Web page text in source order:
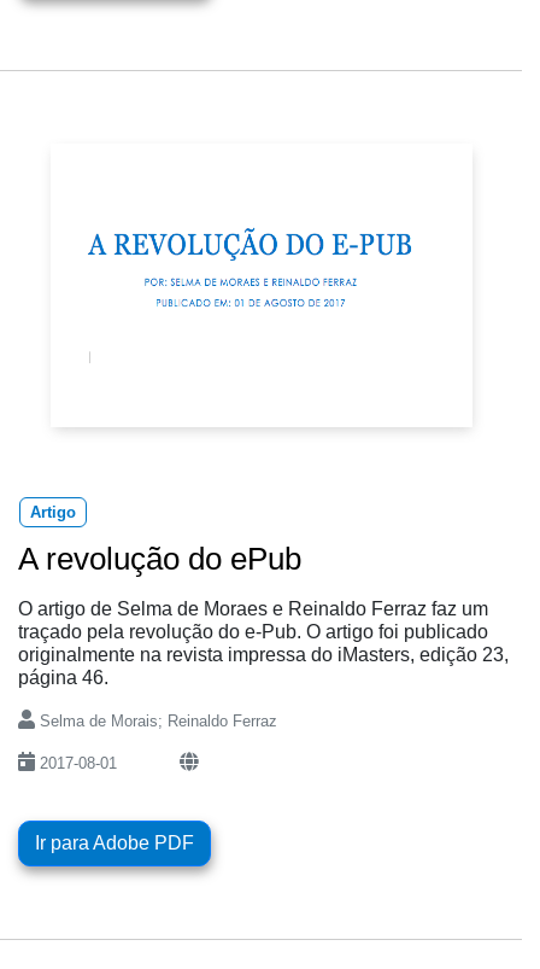
Artigo
A revolução do ePub
O artigo de Selma de Moraes e Reinaldo Ferraz faz um
traçado pela revolução do e-Pub. O artigo foi publicado
originalmente na revista impressa do iMasters, edição 23,
página 46.
Selma de Morais; Reinaldo Ferraz
2017-08-01
Ir para Adobe PDF